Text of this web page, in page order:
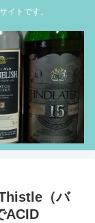
イトです。
（バ
ACID